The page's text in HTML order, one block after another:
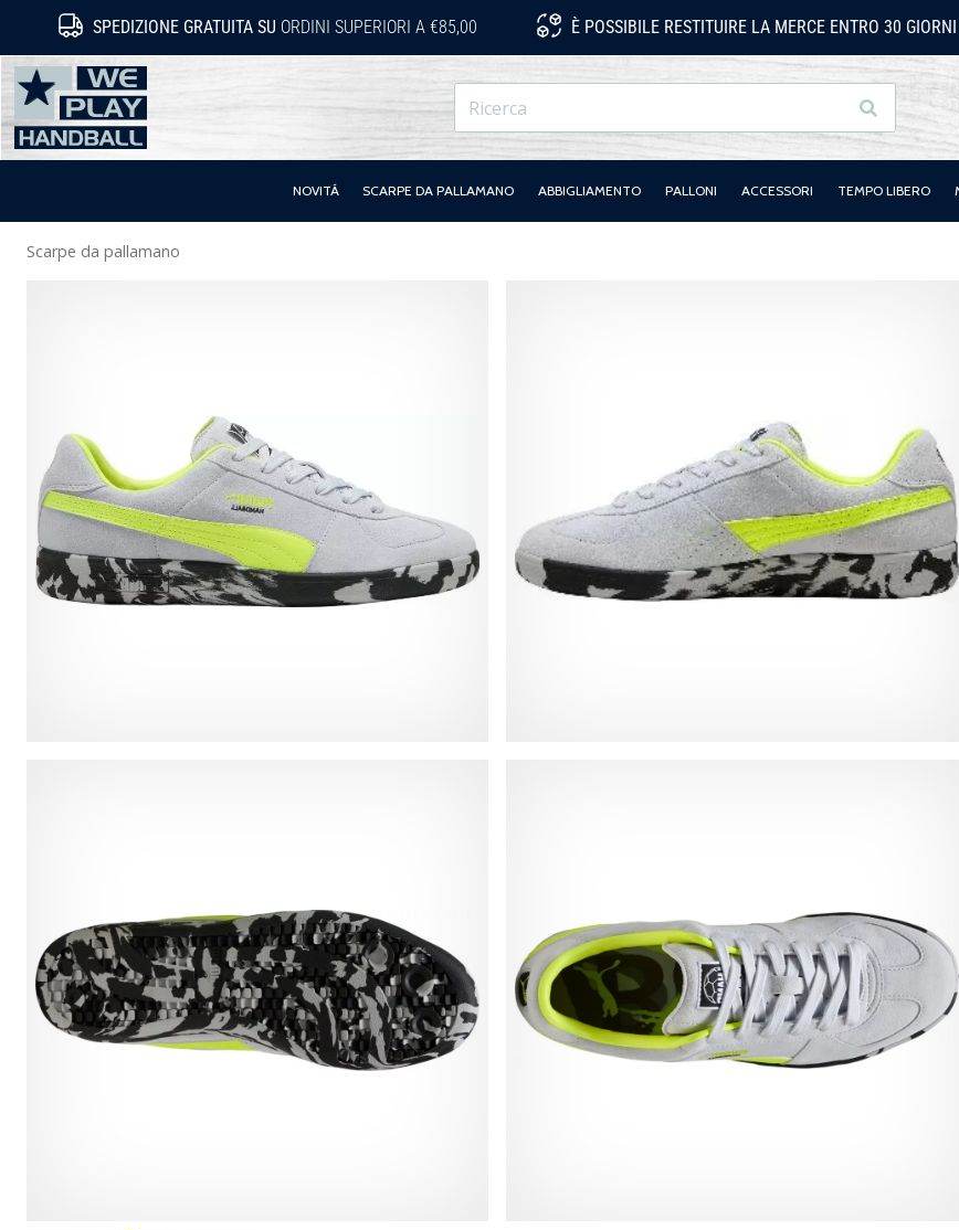
SPEDIZIONE GRATUITA SU ORDINI SUPERIORI A €85,00 È POSSIBILE RESTITUIRE LA MERCE ENTRO 30 GIORNI
WePlayHandball.it
Ricerca
NOVITÁ SCARPE DA PALLAMANO ABBIGLIAMENTO PALLONI ACCESSORI TEMPO LIBERO
Scarpe da pallamano